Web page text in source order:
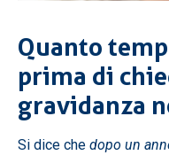
Quanto
prima di
gravidanza
Si dice che dopo un